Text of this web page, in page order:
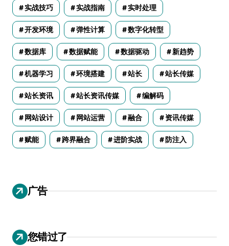
实战技巧 实战指南 实时处理
开发环境 弹性计算 数字化转型
数据库 数据赋能 数据驱动 新趋势
机器学习 环境搭建 站长 站长传媒
站长资讯 站长资讯传媒 编解码
网站设计 网站运营 融合 资讯传媒
赋能 跨界融合 进阶实战 防注入
广告
您错过了